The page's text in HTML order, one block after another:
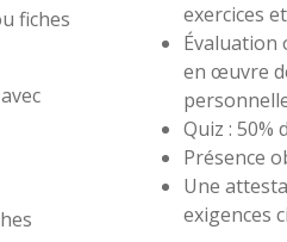
fiches
exercices
Évaluation
en œuvre
Quiz : 50%
Présence
Une
exigences